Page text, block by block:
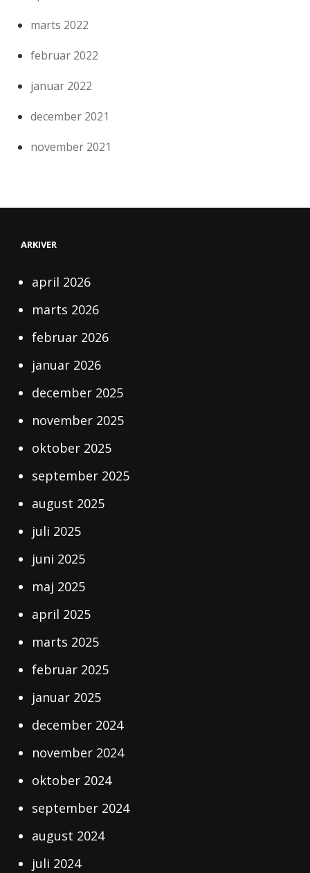
marts 2022
februar 2022
januar 2022
december 2021
november 2021
ARKIVER
april 2026
marts 2026
februar 2026
januar 2026
december 2025
november 2025
oktober 2025
september 2025
august 2025
juli 2025
juni 2025
maj 2025
april 2025
marts 2025
februar 2025
januar 2025
december 2024
november 2024
oktober 2024
september 2024
august 2024
juli 2024